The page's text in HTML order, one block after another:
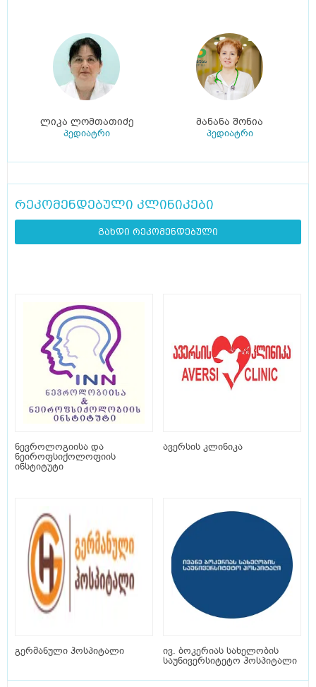
ლიკა ლომთათიძე
პედიატრი
მანანა შონია
პედიატრი
რეკომენდებული კლინიკები
გახდი რეკომენდებული
ნევროლოგიისა და
ნეიროფსიქოლოფიის
ინსტიტუტი
ავერსის კლინიკა
გერმანული ჰოსპიტალი
ივ. ბოკერიას სახელობის
საუნივერსიტეტო ჰოსპიტალი